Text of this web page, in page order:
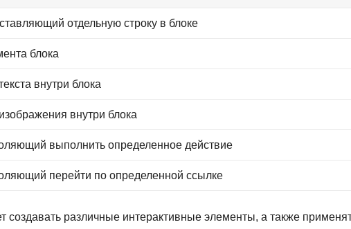
отдельную строку в блоке
блока
внутри блока
внутри блока
выполнить определенное действие
перейти по определенной ссылке
создавать различные интерактивные элементы, а также